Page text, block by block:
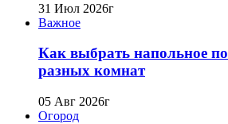
31 Июл 2026г
Важное
Как выбрать напольное
разных комнат
05 Авг 2026г
Огород